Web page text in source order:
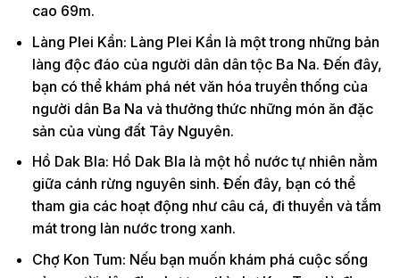
cao 69m.
Làng Plei Kần: Làng Plei Kần là một trong những bản
làng độc đáo của người dân dân tộc Ba Na. Đến đây,
bạn có thể khám phá nét văn hóa truyền thống của
người dân Ba Na và thưởng thức những món ăn đặc
sản của vùng đất Tây Nguyên.
Hồ Dak Bla: Hồ Dak Bla là một hồ nước tự nhiên nằm
giữa cánh rừng nguyên sinh. Đến đây, bạn có thể
tham gia các hoạt động như câu cá, đi thuyền và tắm
mát trong làn nước trong xanh.
Chợ Kon Tum: Nếu bạn muốn khám phá cuộc sống